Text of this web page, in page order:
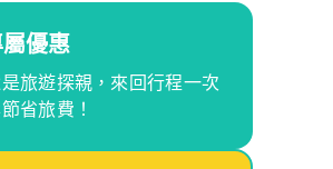
優惠
旅遊探親，來回行程一次
省旅費！